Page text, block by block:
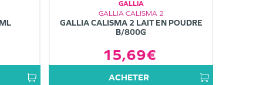
GALLIA
GALLIA CALISMA 2
GALLIA CALISMA 2 LAIT EN POUDRE
B/800G
15,69€
ACHETER